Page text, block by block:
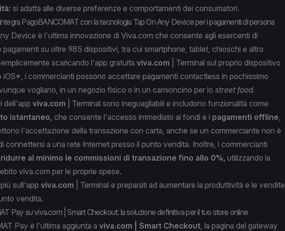
si adatta alle diverse preferenze e comportamenti dei consumatori.
PagoBANCOMAT con la tecnologia Tap On Any Device per i pagamenti di persona
Device è l'ultima innovazione di Viva.com che consente agli esercenti di
pagamenti su oltre 985 dispositivi, tra cui smartphone, tablet, chioschi e altro
scaricando l'app gratuita viva.com | Terminal sul proprio dispositivo
iOS*, i commercianti possono accettare pagamenti contactless in pochissimo
vogliano, in un negozio fisico o in un camioncino per lo street food.
dell'app viva.com | Terminal sono ineguagliabili e includono funzionalità come
istantaneo, che consente l'accesso immediato ai fondi e i pagamenti offline
l'accettazione della transazione con carta, anche se un commerciante non è
connettersi a una rete Internet presso il punto vendita. Inoltre, i commercianti
ridurre al minimo le commissioni di transazione fino allo 0%, utilizzando la
viva.com per le proprie spese.
sull'app viva.com | Terminal e preparati ad aumentare la produttività e le vendite
vendita.
Pay su viva.com | Smart Checkout: la soluzione definitiva per il tuo store online
Pay è l'ultima aggiunta a viva.com | Smart Checkout , la pagina del gateway